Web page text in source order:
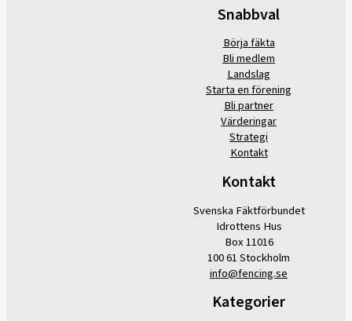
Snabbval
Börja fäkta
Bli medlem
Landslag
Starta en förening
Bli partner
Värderingar
Strategi
Kontakt
Kontakt
Svenska Fäktförbundet
Idrottens Hus
Box 11016
100 61 Stockholm
info@fencing.se
Kategorier